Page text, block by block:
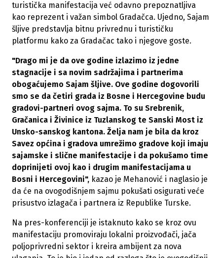
turistička manifestacija već odavno prepoznatljiva
kao reprezent i važan simbol Gradačca. Ujedno, Sajam
šljive predstavlja bitnu privrednu i turističku
platformu kako za Gradačac tako i njegove goste.
"Drago mi je da ove godine izlazimo iz jedne
stagnacije i sa novim sadržajima i partnerima
obogaćujemo Sajam šljive. Ove godine dogovorili
smo se da četiri grada iz Bosne i Hercegovine budu
gradovi-partneri ovog sajma. To su Srebrenik,
Gračanica i Živinice iz Tuzlanskog te Sanski Most iz
Unsko-sanskog kantona. Želja nam je bila da kroz
Savez općina i gradova umrežimo gradove koji imaju
sajamske i slične manifestacije i da pokušamo time
doprinijeti ovoj kao i drugim manifestacijama u
Bosni i Hercegovini", kazao je Mehanović i naglasio je
da će na ovogodišnjem sajmu pokušati osigurati veće
prisustvo izlagača i partnera iz Republike Turske.
Na pres-konferenciji je istaknuto kako se kroz ovu
manifestaciju promoviraju lokalni proizvođači, jača
poljoprivredni sektor i kreira ambijent za nova